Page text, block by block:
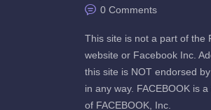
0 Comments
This site is not a part of the
website or Facebook Inc.
this site is NOT endorsed
in any way. FACEBOOK is
of FACEBOOK, Inc.